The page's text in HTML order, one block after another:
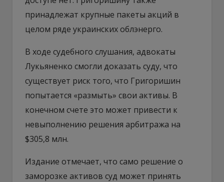
принадлежат крупные пакеты акций в
целом ряде украинских облэнерго.
В ходе судебного слушания, адвокаты
Лукьяненко смогли доказать суду, что
существует риск того, что Григоришин
попытается «размыть» свои активы. В
конечном счете это может привести к
невыполнению решения арбитража на
$305,8 млн.
Издание отмечает, что само решение о
заморозке активов суд может принять